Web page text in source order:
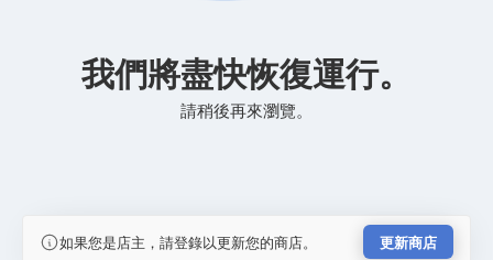
我們將盡快恢復運行。
請稍後再來瀏覽。
如果您是店主，請登錄以更新您的商店。 更新商店